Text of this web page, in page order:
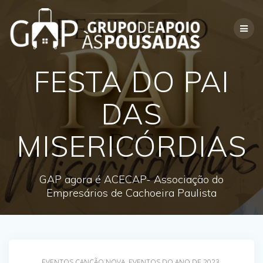
to
content
FESTA DO PAI
DAS
MISERICÓRDIAS
GAP agora é ACECAP- Associação do
Empresários de Cachoeira Paulista